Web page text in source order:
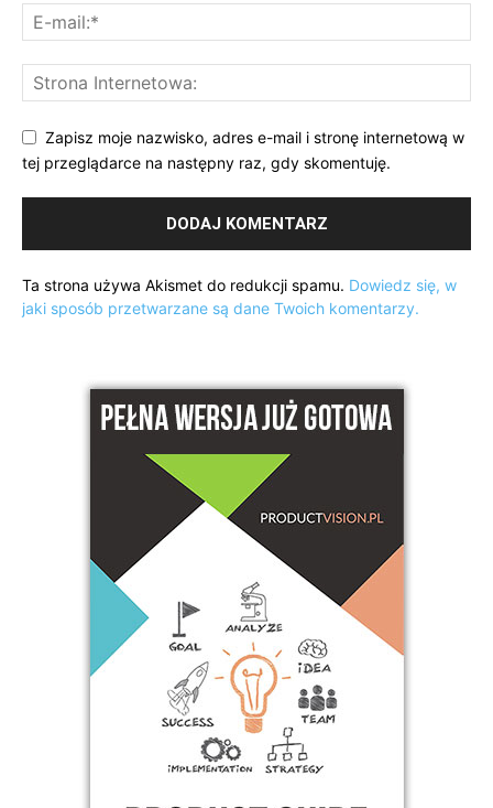
Zapisz moje nazwisko, adres e-mail i stronę internetową w
tej przeglądarce na następny raz, gdy skomentuję.
Ta strona używa Akismet do redukcji spamu. Dowiedz się, w
jaki sposób przetwarzane są dane Twoich komentarzy.